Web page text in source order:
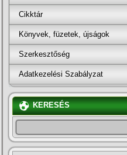
Cikktár
Könyvek, füzetek, újságok
Szerkesztőség
Adatkezelési Szabályzat
KERESÉS